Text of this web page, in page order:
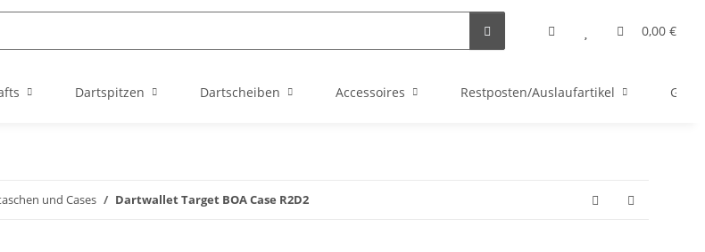
0,00 €
Dartspitzen Dartscheiben Accessoires Restposten/Auslaufartikel
und Cases Dartwallet Target BOA Case R2D2